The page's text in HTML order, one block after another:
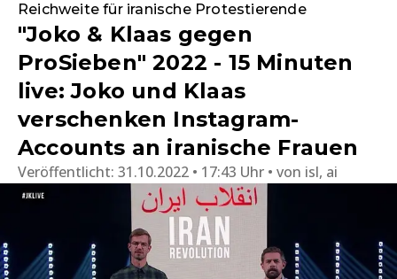
Reichweite für iranische Protestierende
"Joko & Klaas gegen
ProSieben" 2022 - 15 Minuten
live: Joko und Klaas
verschenken Instagram-
Accounts an iranische Frauen
Veröffentlicht: 31.10.2022 • 17:43 Uhr von isl, ai